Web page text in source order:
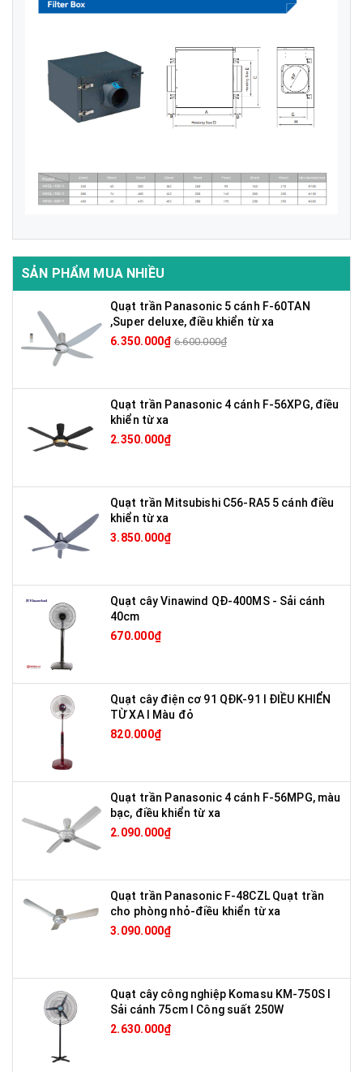
SẢN PHẨM MUA NHIỀU
Quạt trần Panasonic 5 cánh F-60TAN
,Super deluxe, điều khiển từ xa
6.350.000₫ 6.600.000₫
Quạt trần Panasonic 4 cánh F-56XPG, điều
khiển từ xa
2.350.000₫
Quạt trần Mitsubishi C56-RA5 5 cánh điều
khiển từ xa
3.850.000₫
Quạt cây Vinawind QĐ-400MS - Sải cánh
40cm
670.000₫
Quạt cây điện cơ 91 QĐK-91 I ĐIỀU KHIỂN
TỪ XA I Màu đỏ
820.000₫
Quạt trần Panasonic 4 cánh F-56MPG, màu
bạc, điều khiển từ xa
2.090.000₫
Quạt trần Panasonic F-48CZL Quạt trần
cho phòng nhỏ-điều khiển từ xa
3.090.000₫
Quạt cây công nghiệp Komasu KM-750S I
Sải cánh 75cm I Công suất 250W
2.630.000₫